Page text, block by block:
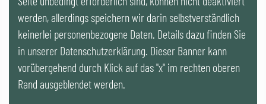
IG LEBENSZYKLUS BAU
Wipplingerstr. 10/Top 9, Stoß im Himmel, A-1010 Wien
office@ig-lebenszyklus.at
Kontakt
Videos |Veranstaltungen
werden, allerdings speichern wir darin selbstverständlich
keinerlei personenbezogene Daten. Details dazu finden Sie
in unserer Datenschutzerklärung. Dieser Banner kann
vorübergehend durch Klick auf das "x" im rechten oberen
Rand ausgeblendet werden.